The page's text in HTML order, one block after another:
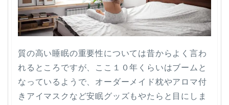
質の高い睡眠の重要性については昔からよく言わ
れるところですが、ここ１０年くらいはブームと
なっているようで、オーダーメイド枕やアロマ付
きアイマスクなど安眠グッズもやたらと目にしま